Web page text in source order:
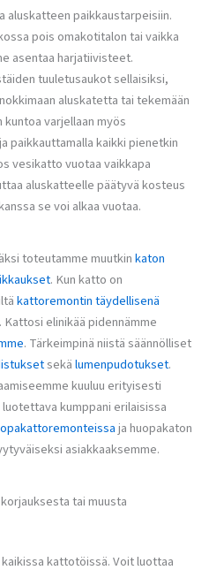
aluskatteen paikkaustarpeisiin.
pois omakotitalon tai vaikka
asentaa harjatiivisteet.
tuuletusaukot sellaisiksi,
aluskatetta tai tekemään
varjellaan myös
paikkauttamalla kaikki pienetkin
vesikatto vuotaa vaikkapa
aluskatteelle päätyvä kosteus
se voi alkaa vuotaa.
toteutamme muutkinkaton
. Kun katto on
kattoremontin täydellisenä
. Kattosi elinikää pidennämme
. Tärkeimpinä niistä säännölliset
sekälumenpudotukset.
kuuluu erityisesti
kumppani erilaisissa
ja huopakaton
asiakkaaksemme.
tai muusta
kattotöissä. Voit luottaa